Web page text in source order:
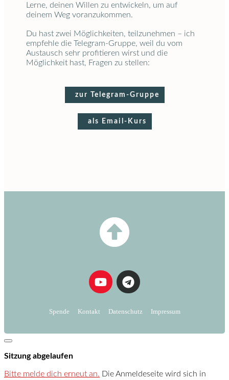
Lerne, deinen Willen zu entwickeln, um auf
deinem Weg voranzukommen.
Du hast zwei Möglichkeiten, teilzunehmen – ich
empfehle die Telegram-Gruppe, weil du vom
Austausch sehr profitieren wirst und die
Möglichkeit hast, Fragen zu stellen:
zur Telegram-Gruppe
als Email-Kurs
Spende Kontakt Datenschutz Impressum
Dialog
schließen
Sitzung abgelaufen
Bitte melde dich erneut an. Die Anmeldeseite wird sich in